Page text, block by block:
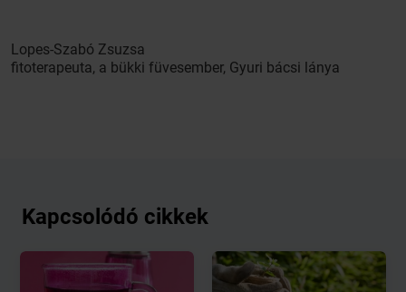
Lopes-Szabó Zsuzsa
fitoterapeuta, a bükki füvesember, Gyuri bácsi lánya
Kapcsolódó cikkek